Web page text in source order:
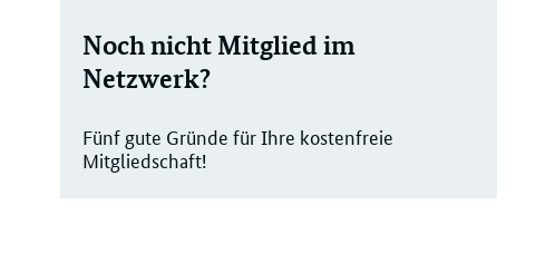
Noch nicht Mitglied im
Netzwerk?
Fünf gute Gründe für Ihre kostenfreie
Mitgliedschaft!